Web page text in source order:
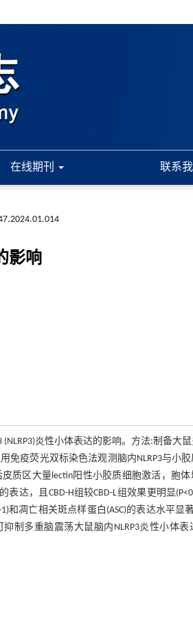
在线期刊 联系我
影响
炎性小体表达的影响。方法:制备大
用免疫荧光双标染色法观测脑内NLRP3与小
皮质区大量lectin阳性小胶质细胞激活，胞
达，且CBD-H组较CBD-L组效果更明显
和凋亡相关斑点样蛋白(ASC)的表达水平显
抑制多重脑震荡大鼠脑内NLRP3炎性小体